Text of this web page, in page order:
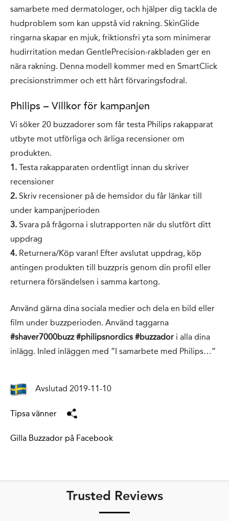
samarbete med dermatologer, och hjälper dig tackla de
hudproblem som kan uppstå vid rakning. SkinGlide
ringarna skapar en mjuk, friktionsfri yta som minimerar
hudirritation medan GentlePrecision-rakbladen ger en
nära rakning. Denna modell kommer med en SmartClick
precisionstrimmer och ett hårt förvaringsfodral.
Philips – Villkor för kampanjen
Vi söker 20 buzzadorer som får testa Philips rakapparat
utbyte mot utförliga och ärliga recensioner om
produkten.
1. Testa rakapparaten ordentligt innan du skriver
recensioner
2. Skriv recensioner på de hemsidor du får länkar till
under kampanjperioden
3. Svara på frågorna i slutrapporten när du slutfört ditt
uppdrag
4. Returnera/Köp varan! Efter avslutat uppdrag, köp
antingen produkten till buzzpris genom din profil eller
returnera försändelsen i samma kartong.
Använd gärna dina sociala medier och dela en bild eller
film under buzzperioden. Använd taggarna
#shaver7000buzz #philipsnordics #buzzador i alla dina
inlägg. Inled inläggen med ”I samarbete med Philips…”
Avslutad 2019-11-10
Tipsa vänner
Gilla Buzzador på Facebook
Trusted Reviews